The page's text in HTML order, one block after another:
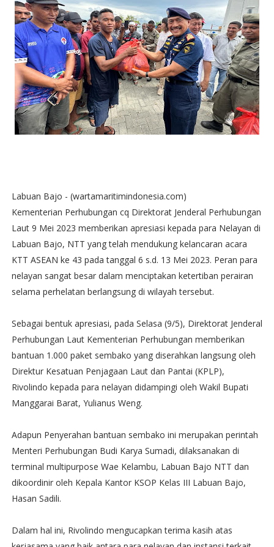
Labuan Bajo - (wartamaritimindonesia.com)
Kementerian Perhubungan cq Direktorat Jenderal Perhubungan
Laut 9 Mei 2023 memberikan apresiasi kepada para Nelayan di
Labuan Bajo, NTT yang telah mendukung kelancaran acara
KTT ASEAN ke 43 pada tanggal 6 s.d. 13 Mei 2023. Peran para
nelayan sangat besar dalam menciptakan ketertiban perairan
selama perhelatan berlangsung di wilayah tersebut.
Sebagai bentuk apresiasi, pada Selasa (9/5), Direktorat Jenderal
Perhubungan Laut Kementerian Perhubungan memberikan
bantuan 1.000 paket sembako yang diserahkan langsung oleh
Direktur Kesatuan Penjagaan Laut dan Pantai (KPLP),
Rivolindo kepada para nelayan didampingi oleh Wakil Bupati
Manggarai Barat, Yulianus Weng.
Adapun Penyerahan bantuan sembako ini merupakan perintah
Menteri Perhubungan Budi Karya Sumadi, dilaksanakan di
terminal multipurpose Wae Kelambu, Labuan Bajo NTT dan
dikoordinir oleh Kepala Kantor KSOP Kelas III Labuan Bajo,
Hasan Sadili.
Dalam hal ini, Rivolindo mengucapkan terima kasih atas